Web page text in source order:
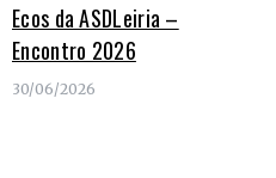
Ecos da ASDLeiria –
Encontro 2026
30/06/2026